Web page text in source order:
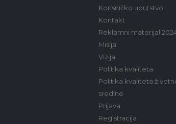
Korisničko uputstvo
Kontakt
Reklamni materijal
Misija
Vizija
Politika kvaliteta
Politika kvaliteta
sredine
Prijava
Registracija